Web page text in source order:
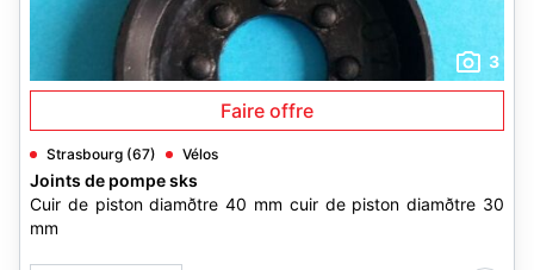
3
Faire offre
Strasbourg (67) Vélos
Joints de pompe sks
Cuir de piston diamðtre 40 mm cuir de piston diamðtre 30
mm